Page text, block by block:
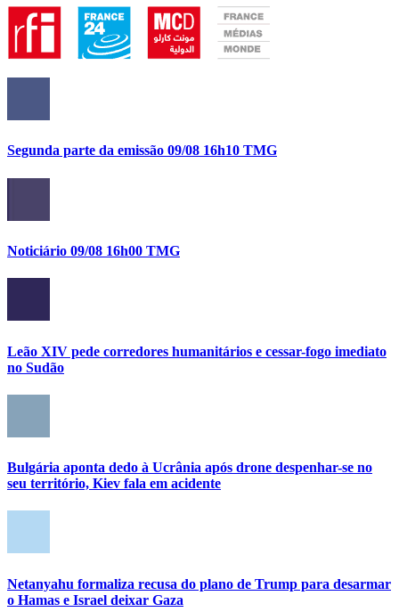
Segunda parte da emissão 09/08 16h10 TMG
Noticiário 09/08 16h00 TMG
Leão XIV pede corredores humanitários e cessar-fogo imediato
no Sudão
Bulgária aponta dedo à Ucrânia após drone despenhar-se no
seu território, Kiev fala em acidente
Netanyahu formaliza recusa do plano de Trump para desarmar
o Hamas e Israel deixar Gaza